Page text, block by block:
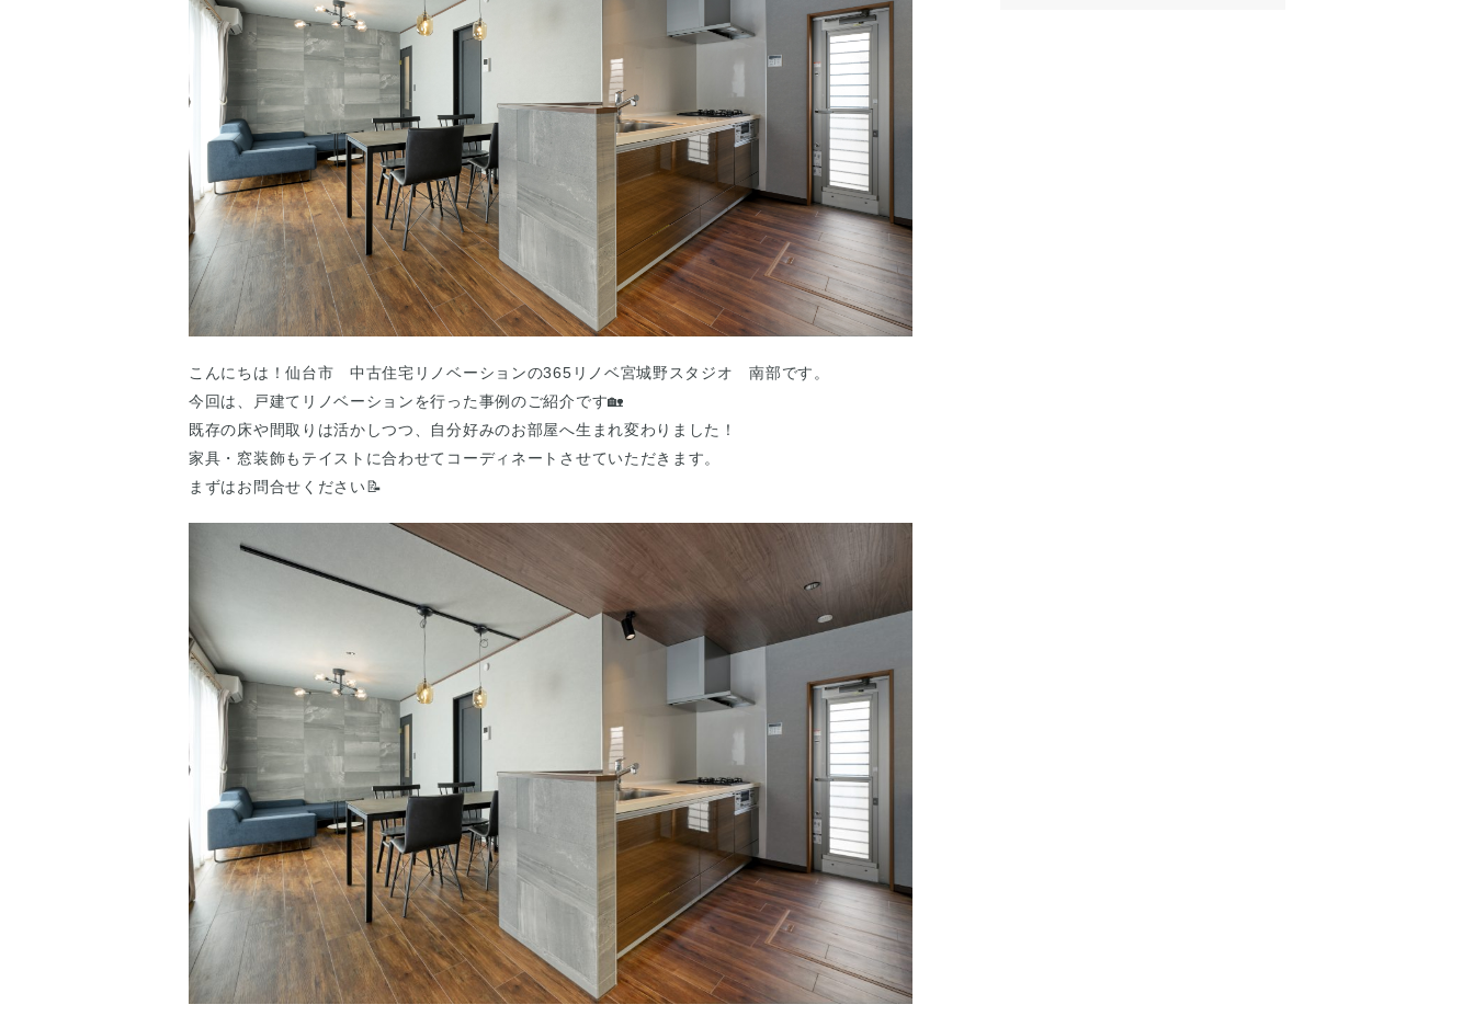
こんにちは！仙台市 中古住宅リノベーションの365リノベ宮城野スタジオ 南部です。
今回は、戸建てリノベーションを行った事例のご紹介です🏡
既存の床や間取りは活かしつつ、自分好みのお部屋へ生まれ変わりました！
家具・窓装飾もテイストに合わせてコーディネートさせていただきます。
まずはお問合せください📝